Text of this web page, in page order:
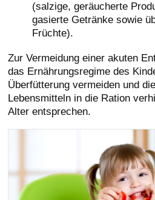
(salzige, geräucherte
gasierte Getränke sowie
Früchte).
Zur Vermeidung einer akuten
das Ernährungsregime des
Überfütterung vermeiden und
Lebensmitteln in die Ration
Alter entsprechen.